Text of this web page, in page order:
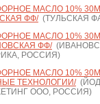
МАСЛО 10%
ФФ/(ТУЛЬСКАЯ
МАСЛО 10%
ФФ/
РОССИЯ)
МАСЛО 10%
ТЕХНОЛОГИИ/
ООО, РОССИЯ)